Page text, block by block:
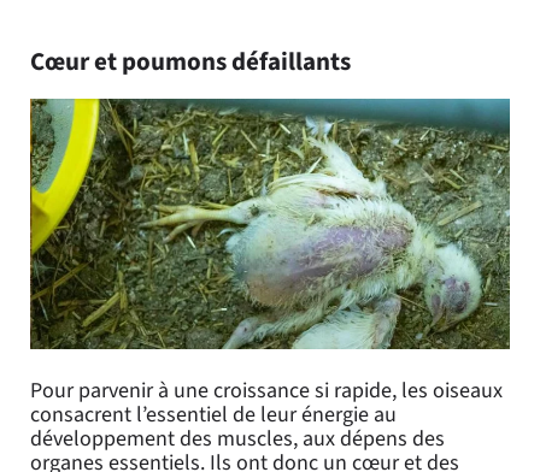
Cœur et poumons défaillants
Pour parvenir à une croissance si rapide, les oiseaux
consacrent l’essentiel de leur énergie au
développement des muscles, aux dépens des
organes essentiels. Ils ont donc un cœur et des